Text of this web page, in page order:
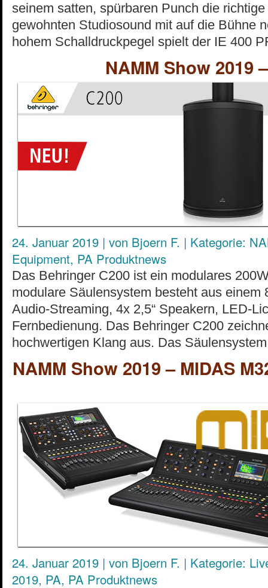
seinem satten, spürbaren Punch die
gewohnten Studiosound mit auf die Bühne
hohem Schalldruckpegel spielt der IE 400
NAMM Show 2019
24. Januar 2019 | von Bjoern F. | Kategorie:
Equipment, PA Produktnews
Das Behringer C200 ist ein modulares
modulare Säulensystem besteht aus einem
Audio-Streaming, 4x 2,5“ Speakern, LED-
Fernbedienung. Das Behringer C200
hochwertigen Klang aus. Das
NAMM Show 2019 – MIDAS
24. Januar 2019 | von Bjoern F. | Kategorie:
2019, PA, PA Produktnews